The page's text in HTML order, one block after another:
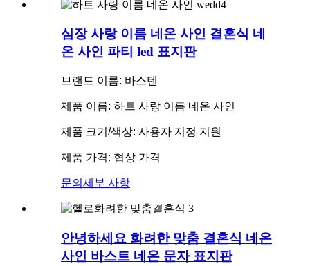
심장 사랑 이름 네온 사인 결혼식 네
온 사인 파티 led 표지판
브랜드 이름: 바스텐
제품 이름: 하트 사랑 이름 네온 사인
제품 크기/색상: 사용자 지정 지원
제품 가격: 협상 가격
문의 세부 사항
안녕하세요 화려한 맞춤 결혼식 네온
사인 바스트 네온 문자 표지판